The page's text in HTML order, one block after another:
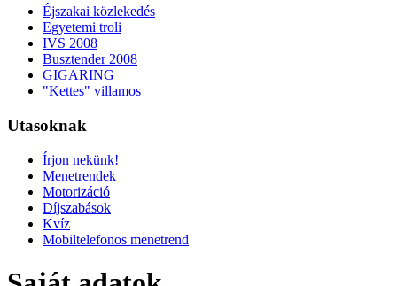
Éjszakai közlekedés
Egyetemi troli
IVS 2008
Busztender 2008
GIGARING
"Kettes" villamos
Utasoknak
Írjon nekünk!
Menetrendek
Motorizáció
Díjszabások
Kvíz
Mobiltelefonos menetrend